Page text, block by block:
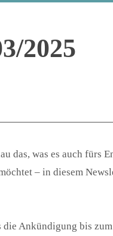
2025
das, was es auch fürs
– in diesem
Ankündigung bis